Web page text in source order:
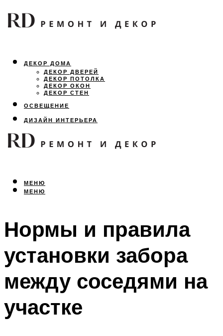
ДЕКОР ДОМА
ДЕКОР ДВЕРЕЙ
ДЕКОР ПОТОЛКА
ДЕКОР ОКОН
ДЕКОР СТЕН
ОСВЕЩЕНИЕ
ДИЗАЙН ИНТЕРЬЕРА
ЛАНДШАФТНЫЙ ДИЗАЙН
ВСЕ ПРО РЕМОНТ
МЕНЮ
МЕНЮ
Нормы и правила
установки забора
между соседями на
участке